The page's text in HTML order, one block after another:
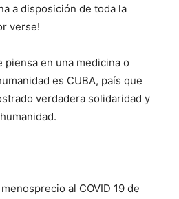
a disposición de toda la
verse!
piensa en una medicina o
es CUBA, país que
verdadera solidaridad y
al COVID 19 de